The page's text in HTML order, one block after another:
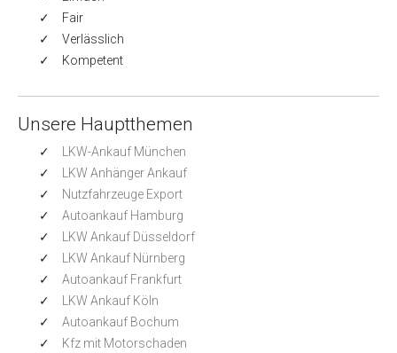
Fair
Verlässlich
Kompetent
Unsere Hauptthemen
LKW-Ankauf München
LKW Anhänger Ankauf
Nutzfahrzeuge Export
Autoankauf Hamburg
LKW Ankauf Düsseldorf
LKW Ankauf Nürnberg
Autoankauf Frankfurt
LKW Ankauf Köln
Autoankauf Bochum
Kfz mit Motorschaden